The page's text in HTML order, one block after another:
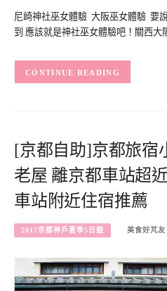
尼崎神社巫女體驗 大阪巫女體驗 要
到 應該就是神社巫女體驗吧！關西大
CONTINUE READING
[京都自助]京都旅宿
老屋 離京都車站超
車站附近住宿推薦
2017京都神戶夏季5日遊 美食好芃友